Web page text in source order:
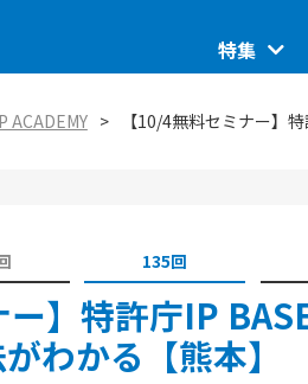
特集
別編集版「ASCII STARTUP
トリア・ウィーン開催の分散型ス
究、技術 大学発スタートアップ
ョン入門：手引きと実践ガイド
ACADEMY 【10/4無料セミナー】
135回
ー】特許庁IP
わかる【熊本】